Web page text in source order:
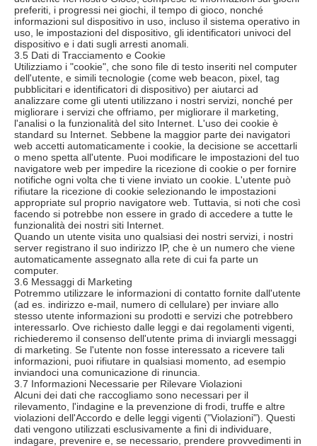
preferiti, i progressi nei giochi, il tempo di gioco, nonché
informazioni sul dispositivo in uso, incluso il sistema operativo in
uso, le impostazioni del dispositivo, gli identificatori univoci del
dispositivo e i dati sugli arresti anomali.
3.5 Dati di Tracciamento e Cookie
Utilizziamo i "cookie", che sono file di testo inseriti nel computer
dell'utente, e simili tecnologie (come web beacon, pixel, tag
pubblicitari e identificatori di dispositivo) per aiutarci ad
analizzare come gli utenti utilizzano i nostri servizi, nonché per
migliorare i servizi che offriamo, per migliorare il marketing,
l'analisi o la funzionalità del sito Internet. L'uso dei cookie è
standard su Internet. Sebbene la maggior parte dei navigatori
web accetti automaticamente i cookie, la decisione se accettarli
o meno spetta all'utente. Puoi modificare le impostazioni del tuo
navigatore web per impedire la ricezione di cookie o per fornire
notifiche ogni volta che ti viene inviato un cookie. L'utente può
rifiutare la ricezione di cookie selezionando le impostazioni
appropriate sul proprio navigatore web. Tuttavia, si noti che così
facendo si potrebbe non essere in grado di accedere a tutte le
funzionalità dei nostri siti Internet.
Quando un utente visita uno qualsiasi dei nostri servizi, i nostri
server registrano il suo indirizzo IP, che è un numero che viene
automaticamente assegnato alla rete di cui fa parte un
computer.
3.6 Messaggi di Marketing
Potremmo utilizzare le informazioni di contatto fornite dall'utente
(ad es. indirizzo e-mail, numero di cellulare) per inviare allo
stesso utente informazioni su prodotti e servizi che potrebbero
interessarlo. Ove richiesto dalle leggi e dai regolamenti vigenti,
richiederemo il consenso dell'utente prima di inviargli messaggi
di marketing. Se l'utente non fosse interessato a ricevere tali
informazioni, puoi rifiutare in qualsiasi momento, ad esempio
inviandoci una comunicazione di rinuncia.
3.7 Informazioni Necessarie per Rilevare Violazioni
Alcuni dei dati che raccogliamo sono necessari per il
rilevamento, l'indagine e la prevenzione di frodi, truffe e altre
violazioni dell'Accordo e delle leggi vigenti ("Violazioni"). Questi
dati vengono utilizzati esclusivamente a fini di individuare,
indagare, prevenire e, se necessario, prendere provvedimenti in